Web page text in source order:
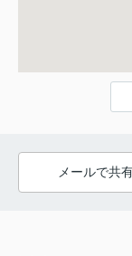
メールで共